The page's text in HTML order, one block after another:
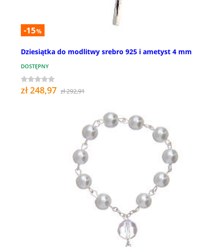
-15%
Dziesiątka do modlitwy srebro 925 i ametyst 4 mm
DOSTĘPNY
zł 248,97 zł 292,91